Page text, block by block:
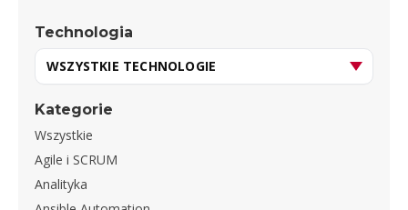
Technologia
Kategorie
Wszystkie
Agile i SCRUM
Analityka